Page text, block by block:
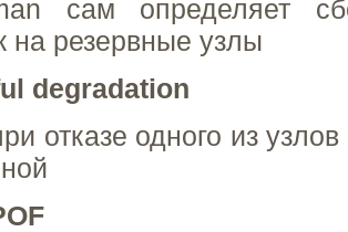
сам определяет
на резервные узлы
degradation
отказе одного из